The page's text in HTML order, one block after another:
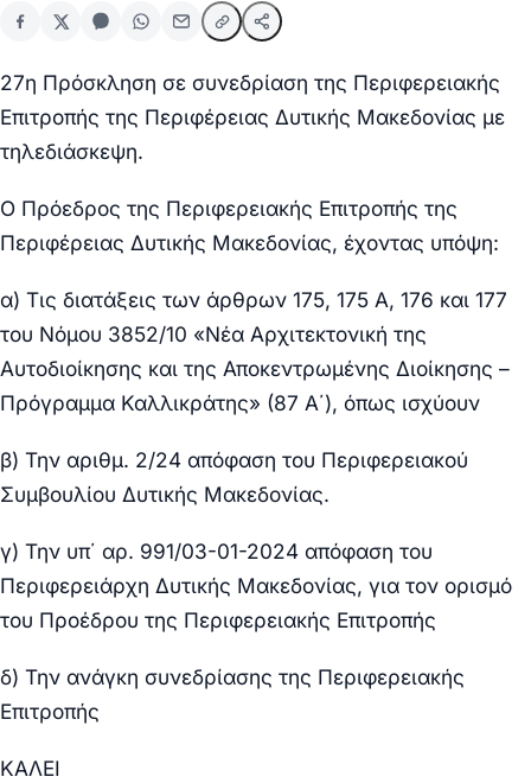
27η Πρόσκληση σε συνεδρίαση της Περιφερειακής
Επιτροπής της Περιφέρειας Δυτικής Μακεδονίας με
τηλεδιάσκεψη.
Ο Πρόεδρος της Περιφερειακής Επιτροπής της
Περιφέρειας Δυτικής Μακεδονίας, έχοντας υπόψη:
α) Τις διατάξεις των άρθρων 175, 175 Α, 176 και 177
του Νόμου 3852/10 «Νέα Αρχιτεκτονική της
Αυτοδιοίκησης και της Αποκεντρωμένης Διοίκησης –
Πρόγραμμα Καλλικράτης» (87 Α΄), όπως ισχύουν
β) Την αριθμ. 2/24 απόφαση του Περιφερειακού
Συμβουλίου Δυτικής Μακεδονίας.
γ) Την υπ΄ αρ. 991/03-01-2024 απόφαση του
Περιφερειάρχη Δυτικής Μακεδονίας, για τον ορισμό
του Προέδρου της Περιφερειακής Επιτροπής
δ) Την ανάγκη συνεδρίασης της Περιφερειακής
Επιτροπής
ΚΑΛΕΙ